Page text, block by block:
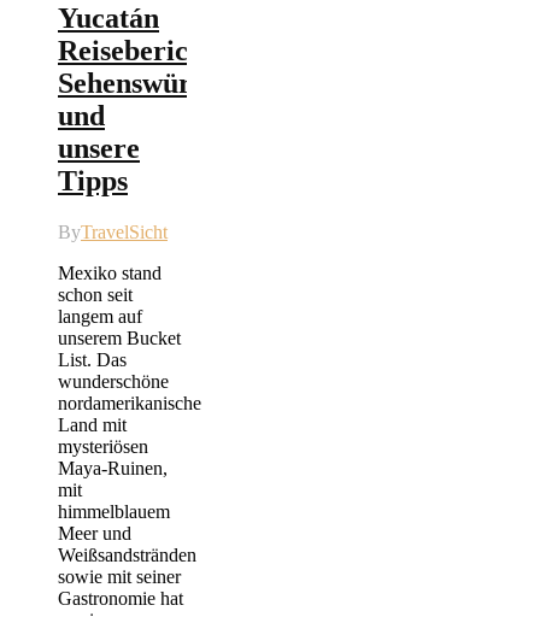
Yucatán
Reisebericht:
Sehenswürdigkeiten
und
unsere
Tipps
ByTravelSicht
Mexiko stand
schon seit
langem auf
unserem Bucket
List. Das
wunderschöne
nordamerikanische
Land mit
mysteriösen
Maya-Ruinen,
mit
himmelblauem
Meer und
Weißsandstränden
sowie mit seiner
Gastronomie hat